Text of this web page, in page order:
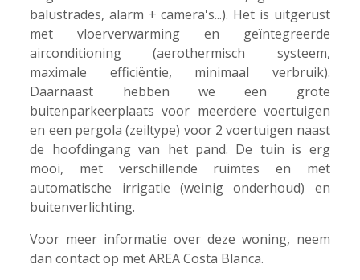
balustrades, alarm + camera's...). Het is uitgerust
met vloerverwarming en geïntegreerde
airconditioning (aerothermisch systeem,
maximale efficiëntie, minimaal verbruik).
Daarnaast hebben we een grote
buitenparkeerplaats voor meerdere voertuigen
en een pergola (zeiltype) voor 2 voertuigen naast
de hoofdingang van het pand. De tuin is erg
mooi, met verschillende ruimtes en met
automatische irrigatie (weinig onderhoud) en
buitenverlichting.
Voor meer informatie over deze woning, neem
dan contact op met AREA Costa Blanca.